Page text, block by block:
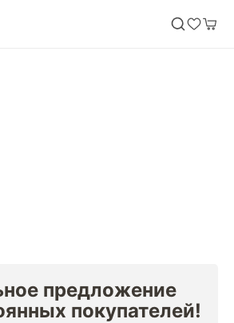
предложение
покупателей!